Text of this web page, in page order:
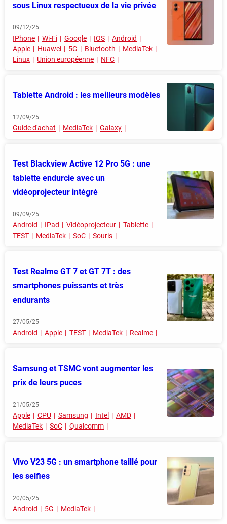
sous Linux respectueux de la vie privée
09/12/25
IPhone Wi-Fi Google IOS
Android
Apple
Huawei 5G Bluetooth
MediaTek
Linux
Union européenne NFC
Tablette Android : les meilleurs modèles
12/09/25
Guide d'achat MediaTek Galaxy
Test Blackview Active 12 Pro 5G : une
tablette endurcie avec un
vidéoprojecteur intégré
09/09/25
Android IPad Vidéoprojecteur
Tablette
TEST
MediaTek SoC Souris
Test Realme GT 7 et GT 7T : des
smartphones puissants et très
endurants
27/05/25
Android Apple TEST MediaTek Realme
Samsung et TSMC vont augmenter les
prix de leurs puces
21/05/25
Apple CPU Samsung Intel
AMD
MediaTek
SoC Qualcomm
Vivo V23 5G : un smartphone taillé pour
les selfies
20/05/25
Android 5G MediaTek